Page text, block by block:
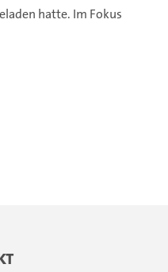
hatte. Im Fokus